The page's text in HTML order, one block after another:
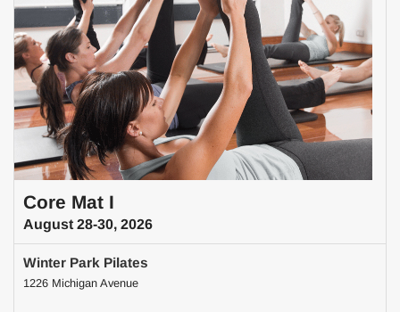
Core Mat I
August 28-30, 2026
Winter Park Pilates
1226 Michigan Avenue